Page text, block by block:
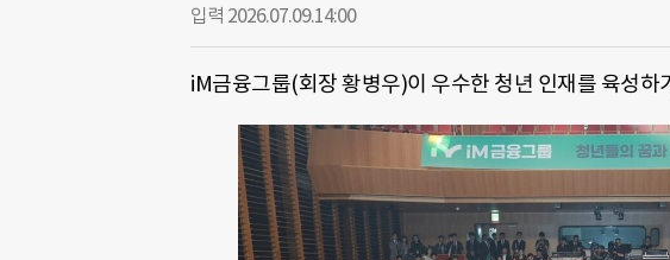
입력 2026.07.09.14:00
iM금융그룹(회장 황병우)이 우수한 청년 인재를 육성하